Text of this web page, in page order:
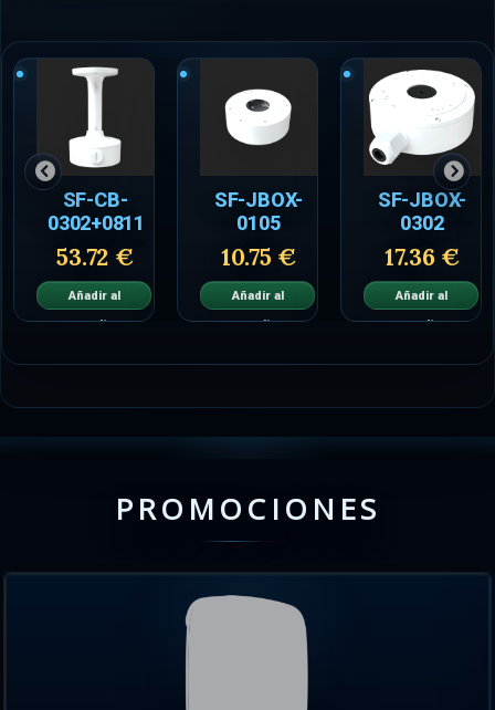
SF-CB-
0302+0811
53.72 €
Añadir al
carrito
SF-JBOX-
0105
10.75 €
Añadir al
carrito
SF-JBOX-
0302
17.36 €
Añadir al
carrito
PROMOCIONES